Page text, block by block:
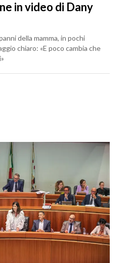
in video di Dany
della mamma, in pochi
chiaro: «E poco cambia che